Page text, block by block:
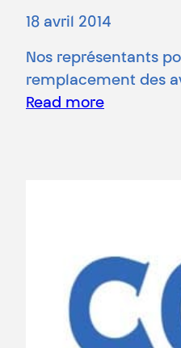
18 avril 2014
Nos représentants
remplacement des
Read more